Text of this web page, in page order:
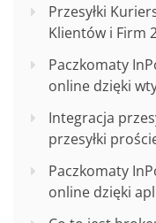
Przesyłki
Klientów i Firm
Paczkomaty
online dzięki
Integracja
przesyłki
Paczkomaty
online dzięki